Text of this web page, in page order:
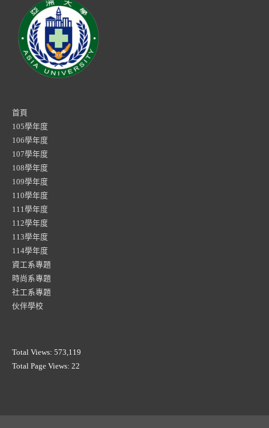
首頁
105學年度
106學年度
107學年度
108學年度
109學年度
110學年度
111學年度
112學年度
113學年度
114學年度
資工系專題
時尚系專題
社工系專題
伙伴學校
Total Views: 573,119
Total Page Views: 22